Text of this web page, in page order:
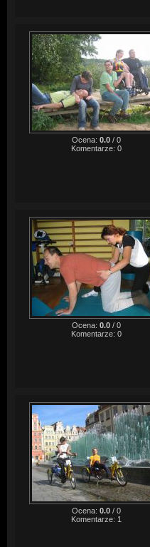
Ocena: 0.0/ 0
Komentarze: 0
Ocena: 0.0/ 0
Komentarze: 0
Ocena: 0.0/ 0
Komentarze: 1